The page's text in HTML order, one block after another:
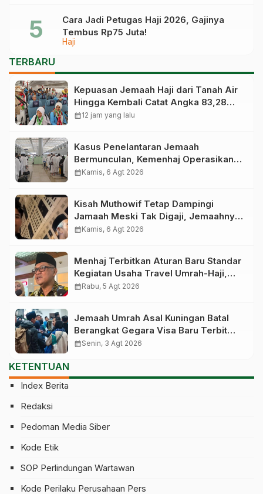
Haji
Cara Jadi Petugas Haji 2026, Gajinya
Tembus Rp75 Juta!
TERBARU
Kepuasan Jemaah Haji dari Tanah Air
Hingga Kembali Catat Angka 83,28
Persen
calendar_month12 jam yang lalu
Kasus Penelantaran Jemaah
Bermunculan, Kemenhaj Operasikan
Posko Pengawasan di Bandara
calendar_monthKamis, 6 Agt 2026
Kisah Muthowif Tetap Dampingi
Jamaah Meski Tak Digaji, Jemaahnya
Korban Penelantaran Pihak Travel
calendar_monthKamis, 6 Agt 2026
Menhaj Terbitkan Aturan Baru Standar
Kegiatan Usaha Travel Umrah-Haji,
Siap-siap Disanksi Jika Melanggar
calendar_monthRabu, 5 Agt 2026
Jemaah Umrah Asal Kuningan Batal
Berangkat Gegara Visa Baru Terbit
Saat Pesawat Lepas Landas
calendar_monthSenin, 3 Agt 2026
KETENTUAN
Index Berita
Redaksi
Pedoman Media Siber
Kode Etik
SOP Perlindungan Wartawan
Kode Perilaku Perusahaan Pers